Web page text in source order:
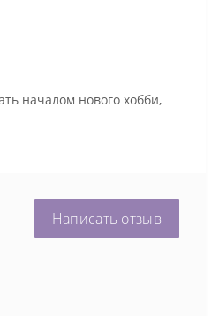
началом нового хобби,
Написать отзыв